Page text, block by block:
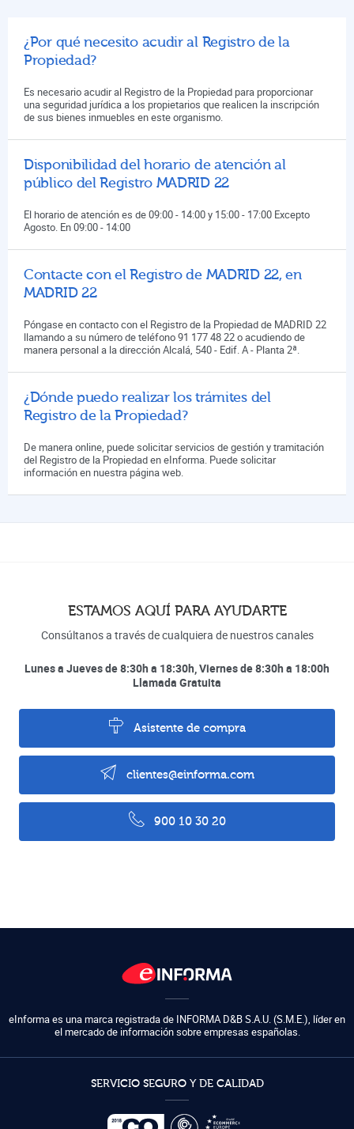
¿Por qué necesito acudir al Registro de la
Propiedad?
Es necesario acudir al Registro de la Propiedad para proporcionar
una seguridad jurídica a los propietarios que realicen la inscripción
de sus bienes inmuebles en este organismo.
Disponibilidad del horario de atención al
público del Registro MADRID 22
El horario de atención es de 09:00 - 14:00 y 15:00 - 17:00 Excepto
Agosto. En 09:00 - 14:00
Contacte con el Registro de MADRID 22, en
MADRID 22
Póngase en contacto con el Registro de la Propiedad de MADRID 22
llamando a su número de teléfono 91 177 48 22 o acudiendo de
manera personal a la dirección Alcalá, 540 - Edif. A - Planta 2ª.
¿Dónde puedo realizar los trámites del
Registro de la Propiedad?
De manera online, puede solicitar servicios de gestión y tramitación
del Registro de la Propiedad en eInforma. Puede solicitar
información en nuestra página web.
ESTAMOS AQUÍ PARA AYUDARTE
Consúltanos a través de cualquiera de nuestros canales
Lunes a Jueves de 8:30h a 18:30h, Viernes de 8:30h a 18:00h
Llamada Gratuita
Asistente de compra
clientes@einforma.com
900 10 30 20
eInforma es una marca registrada de INFORMA D&B S.A.U. (S.M.E.), líder en
el mercado de información sobre empresas españolas.
SERVICIO SEGURO Y DE CALIDAD